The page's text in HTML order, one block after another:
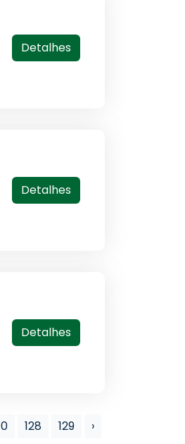
Detalhes
Detalhes
Detalhes
128 129 ›